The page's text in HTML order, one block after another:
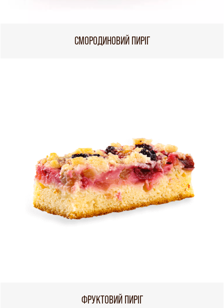
СМОРОДИНОВИЙ ПИРІГ
ФРУКТОВИЙ ПИРІГ